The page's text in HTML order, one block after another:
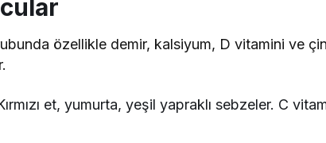
özellikle demir, kalsiyum, D vitamini ve
et, yumurta, yeşil yapraklı sebzeler. C